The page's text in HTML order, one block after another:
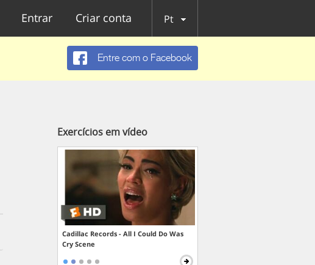
Entrar Criar conta Pt
Entre com o Facebook
Exercícios em vídeo
Cadillac Records - All I Could Do Was
Cry Scene